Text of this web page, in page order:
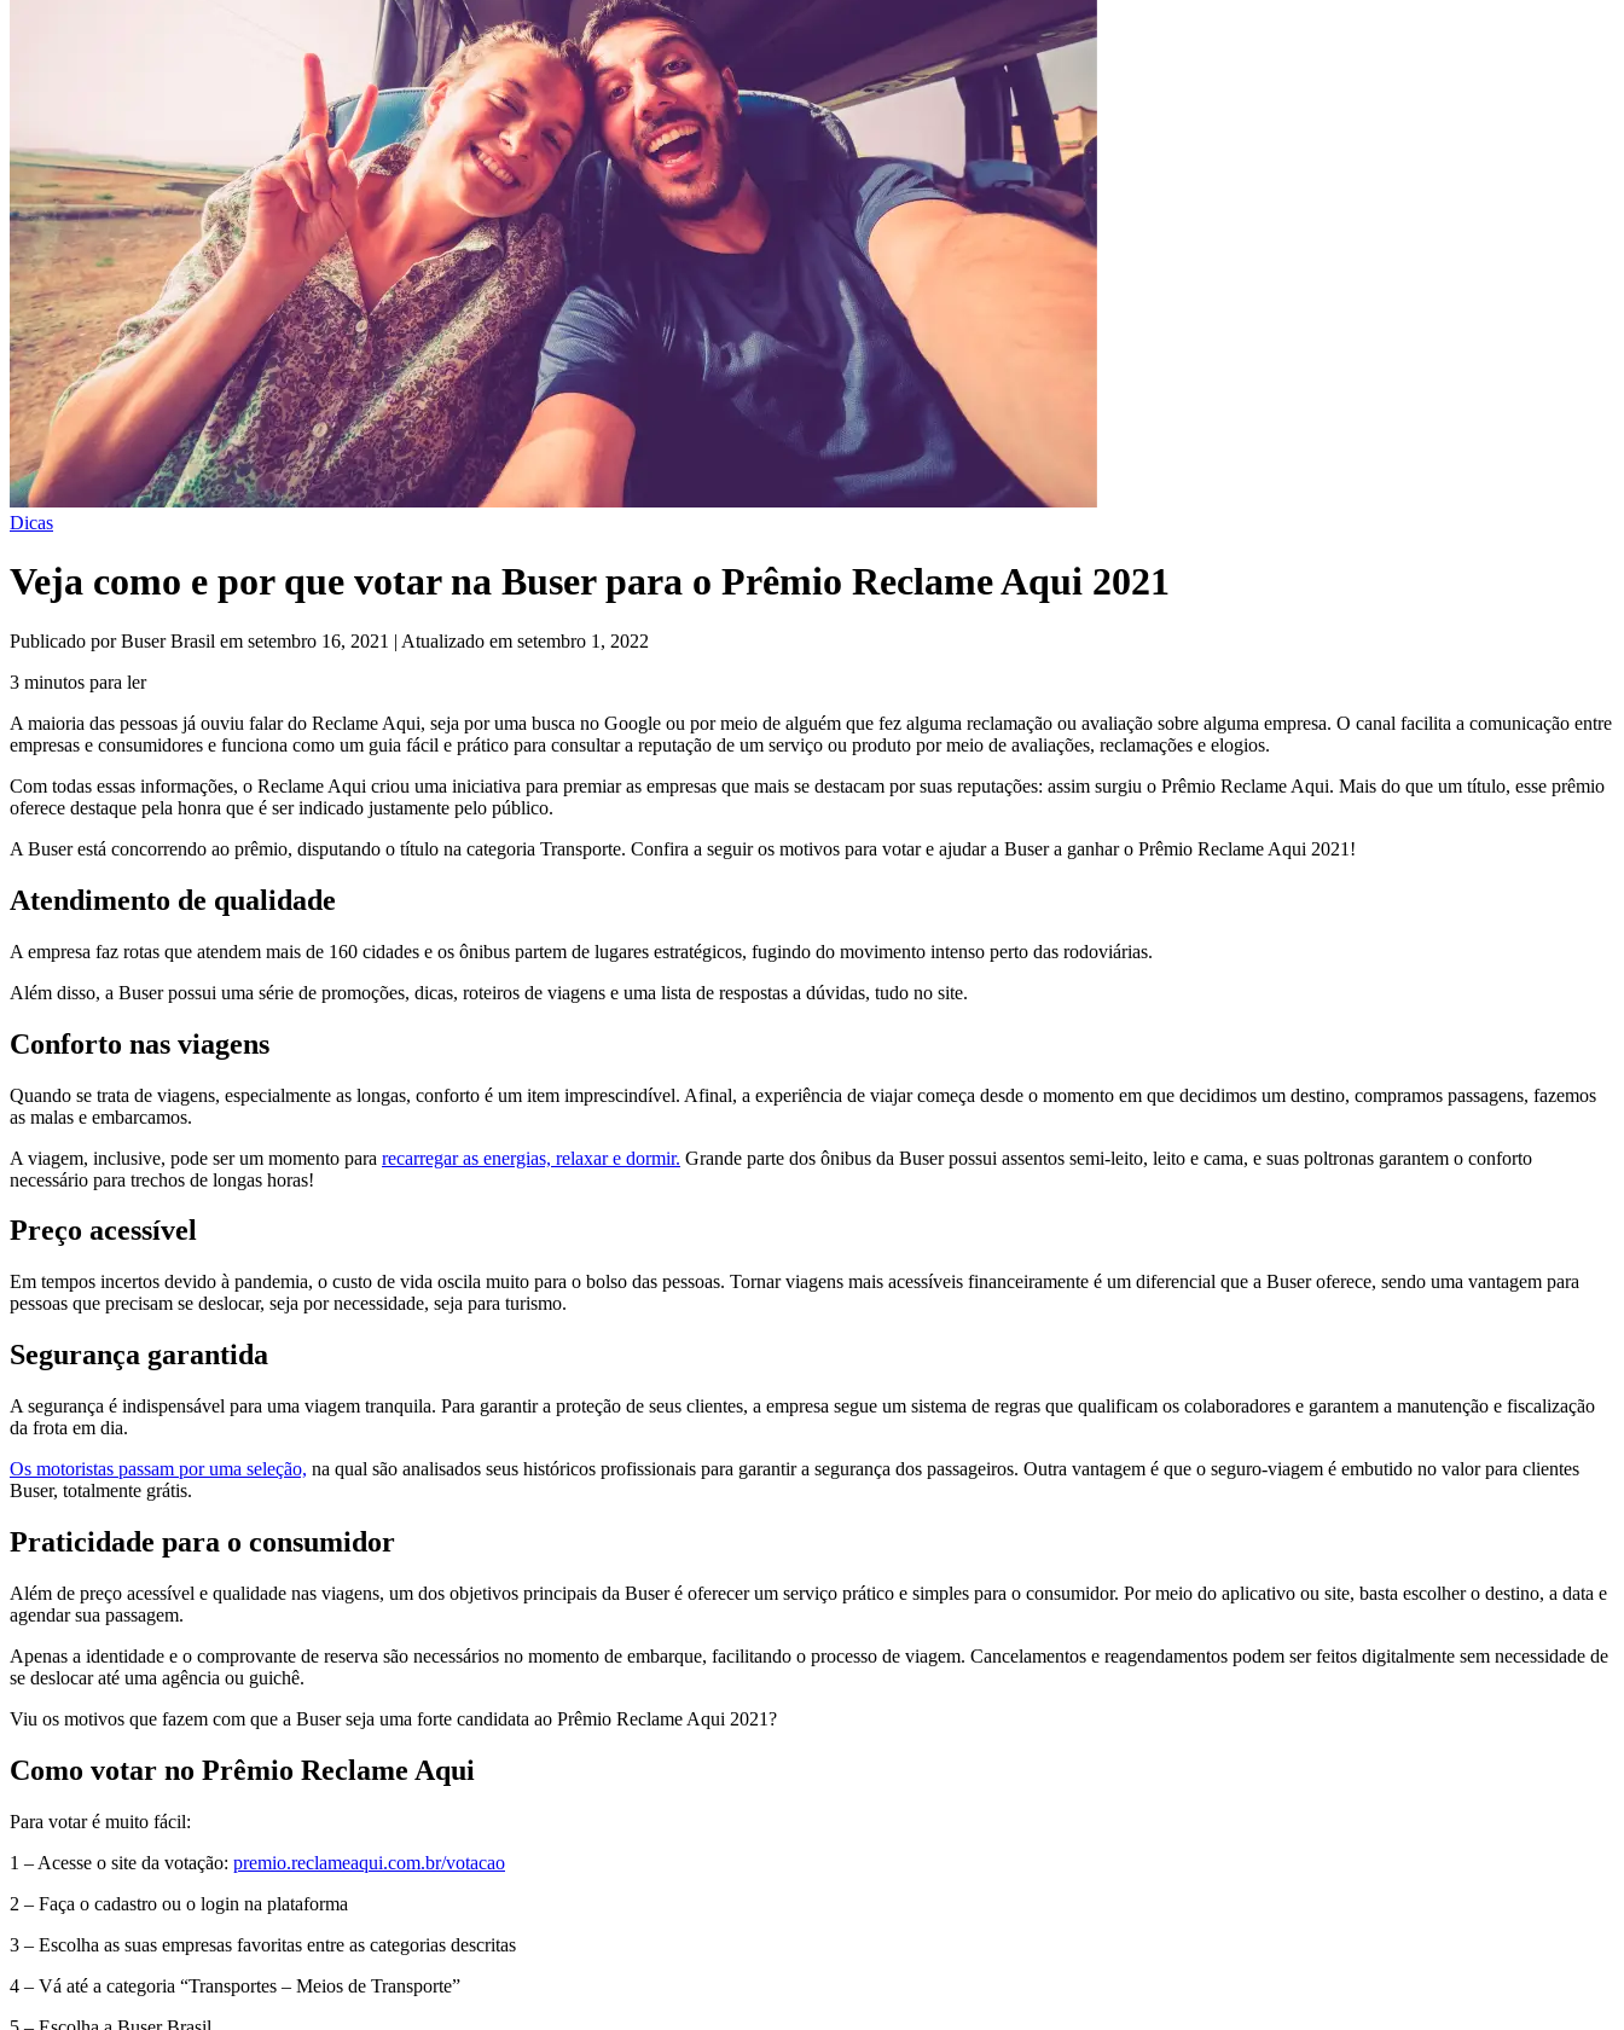
Dicas
Veja como e por que votar na Buser para o Prêmio Reclame Aqui 2021
Publicado por Buser Brasil em setembro 16, 2021 | Atualizado em setembro 1, 2022
3 minutos para ler
A maioria das pessoas já ouviu falar do Reclame Aqui, seja por uma busca no Google ou por meio de alguém que fez alguma reclamação ou avaliação sobre alguma empresa. O canal facilita a comunicação entre
empresas e consumidores e funciona como um guia fácil e prático para consultar a reputação de um serviço ou produto por meio de avaliações, reclamações e elogios.
Com todas essas informações, o Reclame Aqui criou uma iniciativa para premiar as empresas que mais se destacam por suas reputações: assim surgiu o Prêmio Reclame Aqui. Mais do que um título, esse prêmio
oferece destaque pela honra que é ser indicado justamente pelo público.
A Buser está concorrendo ao prêmio, disputando o título na categoria Transporte. Confira a seguir os motivos para votar e ajudar a Buser a ganhar o Prêmio Reclame Aqui 2021!
Atendimento de qualidade
A empresa faz rotas que atendem mais de 160 cidades e os ônibus partem de lugares estratégicos, fugindo do movimento intenso perto das rodoviárias.
Além disso, a Buser possui uma série de promoções, dicas, roteiros de viagens e uma lista de respostas a dúvidas, tudo no site.
Conforto nas viagens
Quando se trata de viagens, especialmente as longas, conforto é um item imprescindível. Afinal, a experiência de viajar começa desde o momento em que decidimos um destino, compramos passagens, fazemos
as malas e embarcamos.
A viagem, inclusive, pode ser um momento para recarregar as energias, relaxar e dormir. Grande parte dos ônibus da Buser possui assentos semi-leito, leito e cama, e suas poltronas garantem o conforto
necessário para trechos de longas horas!
Preço acessível
Em tempos incertos devido à pandemia, o custo de vida oscila muito para o bolso das pessoas. Tornar viagens mais acessíveis financeiramente é um diferencial que a Buser oferece, sendo uma vantagem para
pessoas que precisam se deslocar, seja por necessidade, seja para turismo.
Segurança garantida
A segurança é indispensável para uma viagem tranquila. Para garantir a proteção de seus clientes, a empresa segue um sistema de regras que qualificam os colaboradores e garantem a manutenção e fiscalização
da frota em dia.
Os motoristas passam por uma seleção, na qual são analisados seus históricos profissionais para garantir a segurança dos passageiros. Outra vantagem é que o seguro-viagem é embutido no valor para clientes
Buser, totalmente grátis.
Praticidade para o consumidor
Além de preço acessível e qualidade nas viagens, um dos objetivos principais da Buser é oferecer um serviço prático e simples para o consumidor. Por meio do aplicativo ou site, basta escolher o destino, a data e
agendar sua passagem.
Apenas a identidade e o comprovante de reserva são necessários no momento de embarque, facilitando o processo de viagem. Cancelamentos e reagendamentos podem ser feitos digitalmente sem necessidade de
se deslocar até uma agência ou guichê.
Viu os motivos que fazem com que a Buser seja uma forte candidata ao Prêmio Reclame Aqui 2021?
Como votar no Prêmio Reclame Aqui
Para votar é muito fácil:
1 – Acesse o site da votação: premio.reclameaqui.com.br/votacao
2 – Faça o cadastro ou o login na plataforma
3 – Escolha as suas empresas favoritas entre as categorias descritas
4 – Vá até a categoria “Transportes – Meios de Transporte”